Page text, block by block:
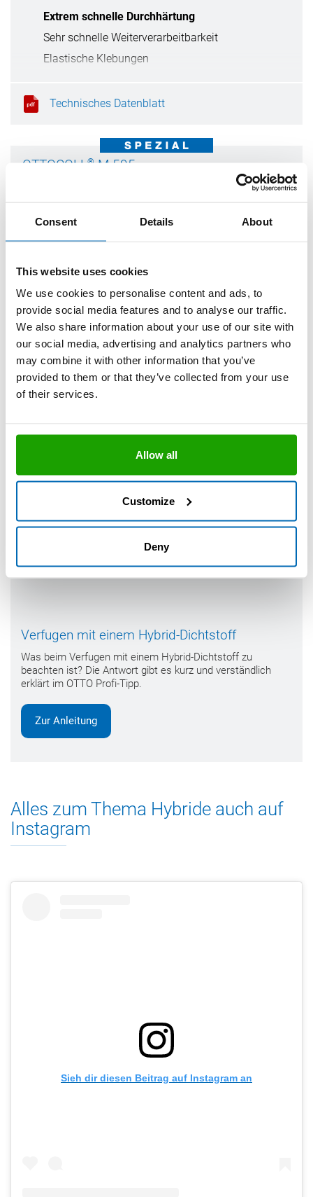
Consent Details About
This website uses cookies
We use cookies to personalise content and ads, to
provide social media features and to analyse our traffic.
We also share information about your use of our site with
our social media, advertising and analytics partners who
may combine it with other information that you’ve
provided to them or that they’ve collected from your use
of their services.
Allow all
Customize
Deny
Extrem schnelle Durchhärtung
Sehr schnelle Weiterverarbeitbarkeit
Elastische Klebungen
Technisches Datenblatt
OTTOCOLL®M 595
Standfest
Elastische Klebungen
Einfache Verarbeitung
Technisches Datenblatt
Spannende Tipps & Tricks rund um
die OTTO Hybrid-Produkte
Verfugen mit einem Hybrid-Dichtstoff
Was beim Verfugen mit einem Hybrid-Dichtstoff zu
beachten ist? Die Antwort gibt es kurz und verständlich
erklärt im OTTO Profi-Tipp.
Zur Anleitung
Alles zum Thema Hybride auch auf
Instagram
Sieh dir diesen Beitrag auf Instagram an